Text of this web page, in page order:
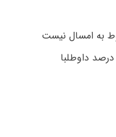
به امسال نیست
وقتی سخنگوی سنجش گفته ۹۵ درصد داوطلبا